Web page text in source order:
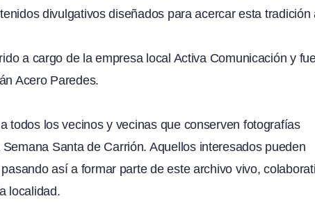
divulgativos diseñados para acercar esta tradición
a cargo de la empresa local Activa Comunicación y
Acero Paredes.
todos los vecinos y vecinas que conserven fotografías
Santa de Carrión. Aquellos interesados pueden
así a formar parte de este archivo vivo,
localidad.